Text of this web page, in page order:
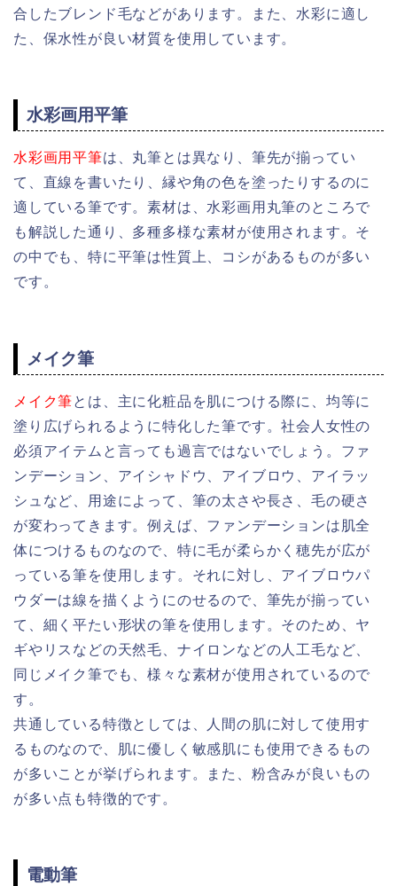
合したブレンド毛などがあります。また、水彩に適し
た、保水性が良い材質を使用しています。
水彩画用平筆
水彩画用平筆は、丸筆とは異なり、筆先が揃ってい
て、直線を書いたり、縁や角の色を塗ったりするのに
適している筆です。素材は、水彩画用丸筆のところで
も解説した通り、多種多様な素材が使用されます。そ
の中でも、特に平筆は性質上、コシがあるものが多い
です。
メイク筆
メイク筆とは、主に化粧品を肌につける際に、均等に
塗り広げられるように特化した筆です。社会人女性の
必須アイテムと言っても過言ではないでしょう。 ファ
ンデーション、アイシャドウ、アイブロウ、アイラッ
シュなど、用途によって、筆の太さや長さ、毛の硬さ
が変わってきます。例えば、ファンデーションは肌全
体につけるものなので、特に毛が柔らかく穂先が広が
っている筆を使用します。それに対し、アイブロウパ
ウダーは線を描くようにのせるので、筆先が揃ってい
て、細く平たい形状の筆を使用します。 そのため、ヤ
ギやリスなどの天然毛、ナイロンなどの人工毛など、
同じメイク筆でも、様々な素材が使用されているので
す。
共通している特徴としては、人間の肌に対して使用す
るものなので、肌に優しく敏感肌にも使用できるもの
が多いことが挙げられます。また、粉含みが良いもの
が多い点も特徴的です。
電動筆